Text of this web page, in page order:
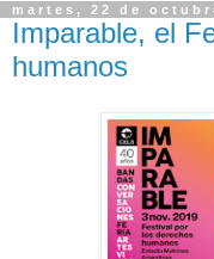
martes, 22 de
Imparable, el
humanos